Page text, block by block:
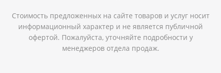
Стоимость предложенных на сайте товаров и услуг носит
информационный характер и не является публичной
офертой. Пожалуйста, уточняйте подробности у
менеджеров отдела продаж.